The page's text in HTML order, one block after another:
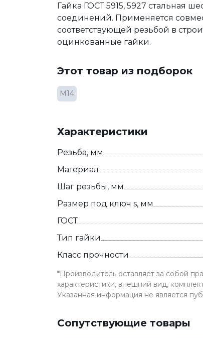
Гайка ГОСТ 5915, 5927 стальная
соединений. Применяется
соответствующей резьбой в
оцинкованные гайки.
Этот товар из подборок
М14
Характеристики
Резьба, мм
Материал
Шаг резьбы, мм
Размер под ключ s, мм
ГОСТ
Тип гайки
Класс прочности
*Производитель оставляет за собой
характеристики, внешний вид,
Указанная информация не является
Сопутствующие товары